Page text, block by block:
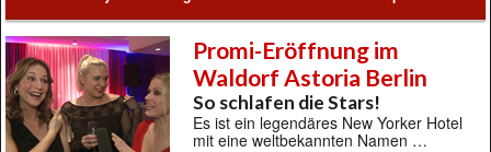
Promi-Eröffnung im
Waldorf Astoria Berlin
So schlafen die Stars!
Es ist ein legendäres New Yorker Hotel
mit eine weltbekannten Namen …